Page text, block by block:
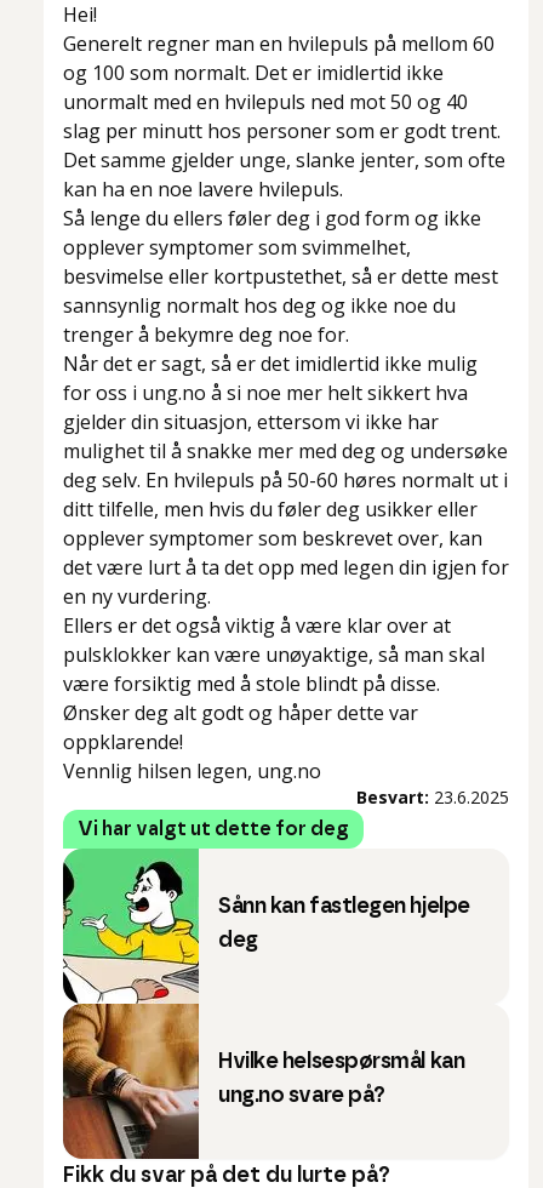
Hei!
Generelt regner man en hvilepuls på mellom 60
og 100 som normalt. Det er imidlertid ikke
unormalt med en hvilepuls ned mot 50 og 40
slag per minutt hos personer som er godt trent.
Det samme gjelder unge, slanke jenter, som ofte
kan ha en noe lavere hvilepuls.
Så lenge du ellers føler deg i god form og ikke
opplever symptomer som svimmelhet,
besvimelse eller kortpustethet, så er dette mest
sannsynlig normalt hos deg og ikke noe du
trenger å bekymre deg noe for.
Når det er sagt, så er det imidlertid ikke mulig
for oss i ung.no å si noe mer helt sikkert hva
gjelder din situasjon, ettersom vi ikke har
mulighet til å snakke mer med deg og undersøke
deg selv. En hvilepuls på 50-60 høres normalt ut i
ditt tilfelle, men hvis du føler deg usikker eller
opplever symptomer som beskrevet over, kan
det være lurt å ta det opp med legen din igjen for
en ny vurdering.
Ellers er det også viktig å være klar over at
pulsklokker kan være unøyaktige, så man skal
være forsiktig med å stole blindt på disse.
Ønsker deg alt godt og håper dette var
oppklarende!
Vennlig hilsen legen, ung.no
Besvart: 23.6.2025
Vi har valgt ut dette for deg
Sånn kan fastlegen hjelpe
deg
Hvilke helsespørsmål kan
ung.no svare på?
Fikk du svar på det du lurte på?